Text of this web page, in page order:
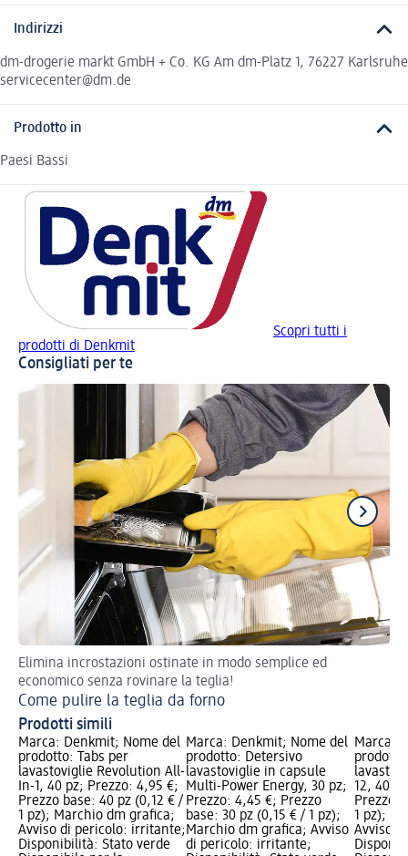
Indirizzi
dm-drogerie markt GmbH + Co. KG Am dm-Platz 1, 76227 Karlsruhe
servicecenter@dm.de
Prodotto in
Paesi Bassi
Scopri tutti i
prodotti di Denkmit
Consigliati per te
Elimina incrostazioni ostinate in modo semplice ed
economico senza rovinare la teglia!
Come pulire la teglia da forno
Prodotti simili
Marca: Denkmit; Nome del
prodotto: Tabs per
lavastoviglie Revolution All-
In-1, 40 pz; Prezzo: 4,95 €;
Prezzo base: 40 pz (0,12 € /
1 pz); Marchio dm grafica;
Avviso di pericolo: irritante;
Disponibilità: Stato verde
Marca: Denkmit; Nome del
prodotto: Detersivo
lavastoviglie in capsule
Multi-Power Energy, 30 pz;
Prezzo: 4,45 €; Prezzo
base: 30 pz (0,15 € / 1 pz);
Marchio dm grafica; Avviso
di pericolo: irritante;
Marca:
12, 40
Prezzo
1 pz);
Avviso